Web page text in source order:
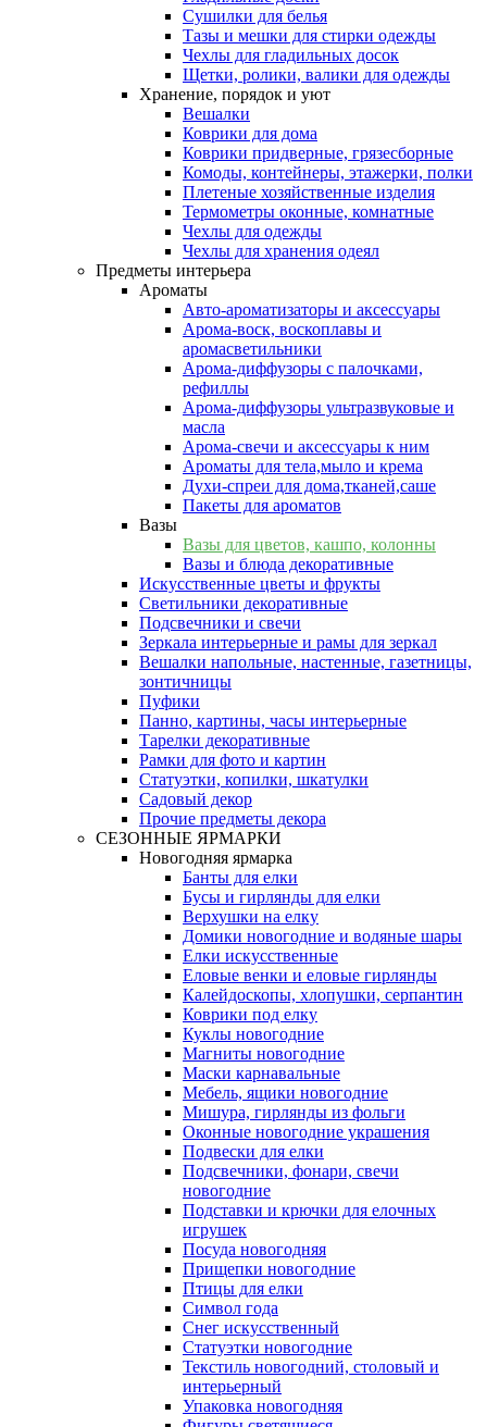
Сушилки для белья
Тазы и мешки для стирки одежды
Чехлы для гладильных досок
Щетки, ролики, валики для одежды
Хранение, порядок и уют
Вешалки
Коврики для дома
Коврики придверные, грязесборные
Комоды, контейнеры, этажерки, полки
Плетеные хозяйственные изделия
Термометры оконные, комнатные
Чехлы для одежды
Чехлы для хранения одеял
Предметы интерьера
Ароматы
Авто-ароматизаторы и аксессуары
Арома-воск, воскоплавы и
аромасветильники
Арома-диффузоры с палочками,
рефиллы
Арома-диффузоры ультразвуковые и
масла
Арома-свечи и аксессуары к ним
Ароматы для тела,мыло и крема
Духи-спреи для дома,тканей,саше
Пакеты для ароматов
Вазы
Вазы для цветов, кашпо, колонны
Вазы и блюда декоративные
Искусственные цветы и фрукты
Светильники декоративные
Подсвечники и свечи
Зеркала интерьерные и рамы для зеркал
Вешалки напольные, настенные, газетницы,
зонтичницы
Пуфики
Панно, картины, часы интерьерные
Тарелки декоративные
Рамки для фото и картин
Статуэтки, копилки, шкатулки
Садовый декор
Прочие предметы декора
СЕЗОННЫЕ ЯРМАРКИ
Новогодняя ярмарка
Банты для елки
Бусы и гирлянды для елки
Верхушки на елку
Домики новогодние и водяные шары
Елки искусственные
Еловые венки и еловые гирлянды
Калейдоскопы, хлопушки, серпантин
Коврики под елку
Куклы новогодние
Магниты новогодние
Маски карнавальные
Мебель, ящики новогодние
Мишура, гирлянды из фольги
Оконные новогодние украшения
Подвески для елки
Подсвечники, фонари, свечи
новогодние
Подставки и крючки для елочных
игрушек
Посуда новогодняя
Прищепки новогодние
Птицы для елки
Символ года
Снег искусственный
Статуэтки новогодние
Текстиль новогодний, столовый и
интерьерный
Упаковка новогодняя